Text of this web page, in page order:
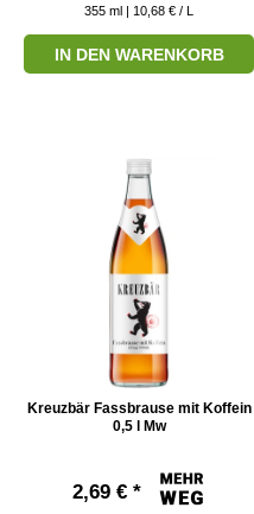
355 ml | 10,68 € / L
IN DEN WARENKORB
Kreuzbär Fassbrause mit Koffein
0,5 l Mw
2,69 € *